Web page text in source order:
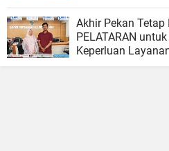
Akhir Pekan
PELATARAN
Keperluan